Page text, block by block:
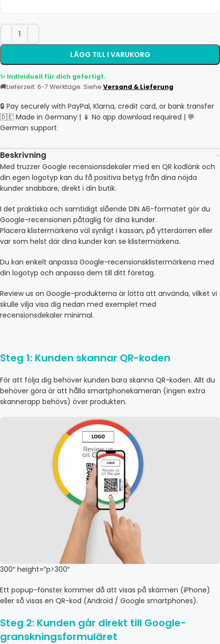
LÄGG TILL I VARUKORG
✨ Individuell für dich gefertigt.
🚚Lieferzeit: 6-7 Werktage. Siehe Versand & Lieferung
🔒 Pay securely with PayPal, Klarna, credit card, or bank transfer
🇩🇪 Made in Germany | 📱 No app download required | 💬
German support
Beskrivning
Med truzzer Google recensionsdekaler med en QR kodlänk och
din egen logotyp kan du få positiva betyg från dina nöjda
kunder snabbare, direkt i din butik.
I det praktiska och samtidigt slående DIN A6-formatet gör du
Google-recensionen påtaglig för dina kunder.
Placera klistermärkena väl synligt i kassan, på ytterdörren eller
var som helst där dina kunder kan se klistermärkena.
Du kan enkelt anpassa Google-recensionsklistermärkena med
din logotyp och anpassa dem till ditt företag.
Review us on Google-produkterna är lätta att använda, vilket vi
skulle vilja visa dig nedan med exemplet med
recensionsdekaler minimal.
Steg 1: Kunden skannar QR-koden
För att följa dig behöver kunden bara skanna QR-koden. Allt du
behöver göra är att hålla smartphonekameran (ingen extra
skannerapp behövs) över produkten.
300″ height=”p>300″
Ett popup-fönster kommer då att visas på skärmen (iPhone)
eller så visas en QR-kod (Android / Google smartphones).
Steg 2: Kunden går direkt till Google-
granskningsformuläret